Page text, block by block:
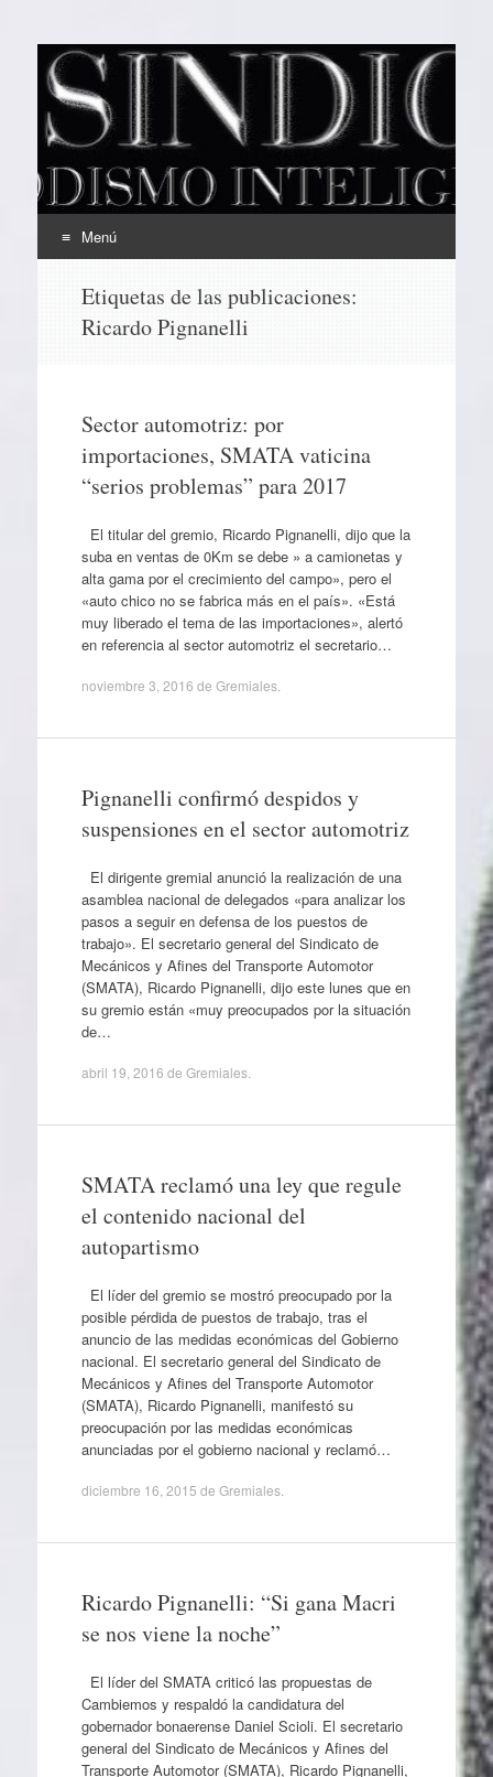
EL SINDICAL
Periodismo Inteligente
Menú
contenido
Etiquetas de las publicaciones:
Ricardo Pignanelli
Sector automotriz: por
importaciones, SMATA vaticina
“serios problemas” para 2017
El titular del gremio, Ricardo Pignanelli, dijo que la
suba en ventas de 0Km se debe » a camionetas y
alta gama por el crecimiento del campo», pero el
«auto chico no se fabrica más en el país». «Está
muy liberado el tema de las importaciones», alertó
en referencia al sector automotriz el secretario…
noviembre 3, 2016 de Gremiales.
Pignanelli confirmó despidos y
suspensiones en el sector automotriz
El dirigente gremial anunció la realización de una
asamblea nacional de delegados «para analizar los
pasos a seguir en defensa de los puestos de
trabajo». El secretario general del Sindicato de
Mecánicos y Afines del Transporte Automotor
(SMATA), Ricardo Pignanelli, dijo este lunes que en
su gremio están «muy preocupados por la situación
de…
abril 19, 2016 de Gremiales.
SMATA reclamó una ley que regule
el contenido nacional del
autopartismo
El líder del gremio se mostró preocupado por la
posible pérdida de puestos de trabajo, tras el
anuncio de las medidas económicas del Gobierno
nacional. El secretario general del Sindicato de
Mecánicos y Afines del Transporte Automotor
(SMATA), Ricardo Pignanelli, manifestó su
preocupación por las medidas económicas
anunciadas por el gobierno nacional y reclamó…
diciembre 16, 2015 de Gremiales.
Ricardo Pignanelli: “Si gana Macri
se nos viene la noche”
El líder del SMATA criticó las propuestas de
Cambiemos y respaldó la candidatura del
gobernador bonaerense Daniel Scioli. El secretario
general del Sindicato de Mecánicos y Afines del
Transporte Automotor (SMATA), Ricardo Pignanelli,